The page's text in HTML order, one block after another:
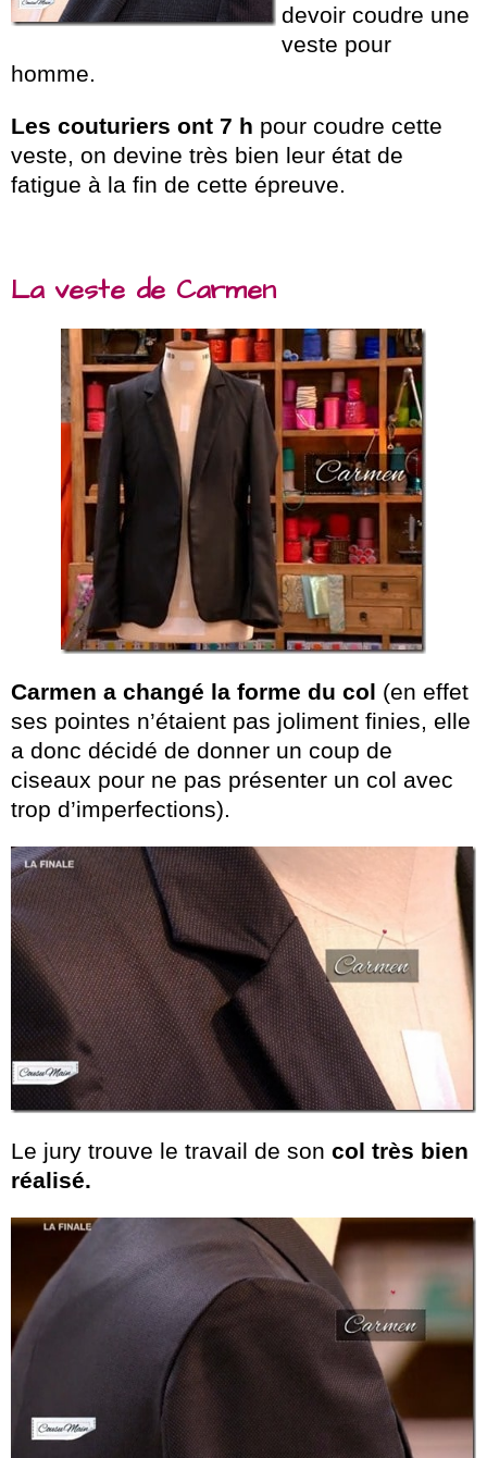
devoir coudre une
veste pour
homme.
Les couturiers ont 7 h pour coudre cette
veste, on devine très bien leur état de
fatigue à la fin de cette épreuve.
La veste de Carmen
Carmen a changé la forme du col (en effet
ses pointes n’étaient pas joliment finies, elle
a donc décidé de donner un coup de
ciseaux pour ne pas présenter un col avec
trop d’imperfections).
Le jury trouve le travail de son col très bien
réalisé.